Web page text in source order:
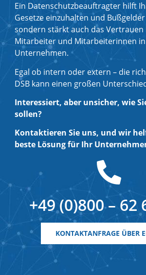
Ein Datenschutzbeauftragter hilft
Gesetze einzuhalten und
sondern stärkt auch das Vertrauen
Mitarbeiter und Mitarbeiterinnen
Unternehmen.
Egal ob intern oder extern – die
DSB kann einen großen
Interessiert, aber unsicher, wie
sollen?
Kontaktieren Sie uns, und wir
beste Lösung für Ihr
+49 (0)800 – 62
KONTAKTANFRAGE ÜBER